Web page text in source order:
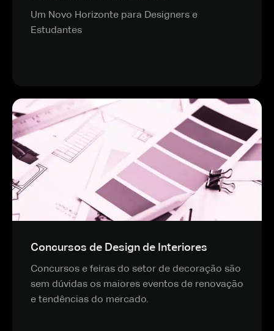
Um Novo Horizonte para Designers e
Estudantes
Concursos de Design de Interiores
Concursos e feiras do setor de decoração são
sem dúvidas os maiores eventos de renovação
e tendências do mercado.